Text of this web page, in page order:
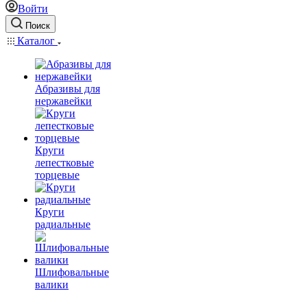
Войти
Поиск
Каталог
Абразивы для
нержавейки
Круги
лепестковые
торцевые
Круги
радиальные
Шлифовальные
валики